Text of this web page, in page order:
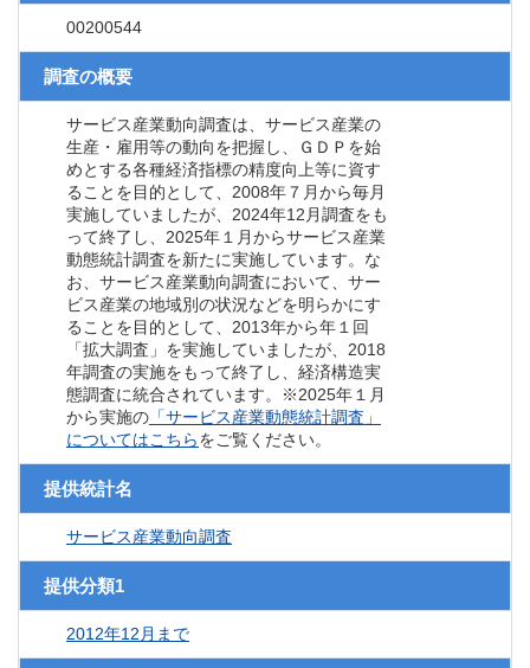
00200544
調査の概要
サービス産業動向調査は、サービス産業の
生産・雇用等の動向を把握し、ＧＤＰを始
めとする各種経済指標の精度向上等に資す
ることを目的として、2008年７月から毎月
実施していましたが、2024年12月調査をも
って終了し、2025年１月からサービス産業
動態統計調査を新たに実施しています。な
お、サービス産業動向調査において、サー
ビス産業の地域別の状況などを明らかにす
ることを目的として、2013年から年１回
「拡大調査」を実施していましたが、2018
年調査の実施をもって終了し、経済構造実
態調査に統合されています。※2025年１月
から実施の 「サービス産業動態統計調査」
についてはこちらをご覧ください。
提供統計名
サービス産業動向調査
提供分類1
2012年12月まで